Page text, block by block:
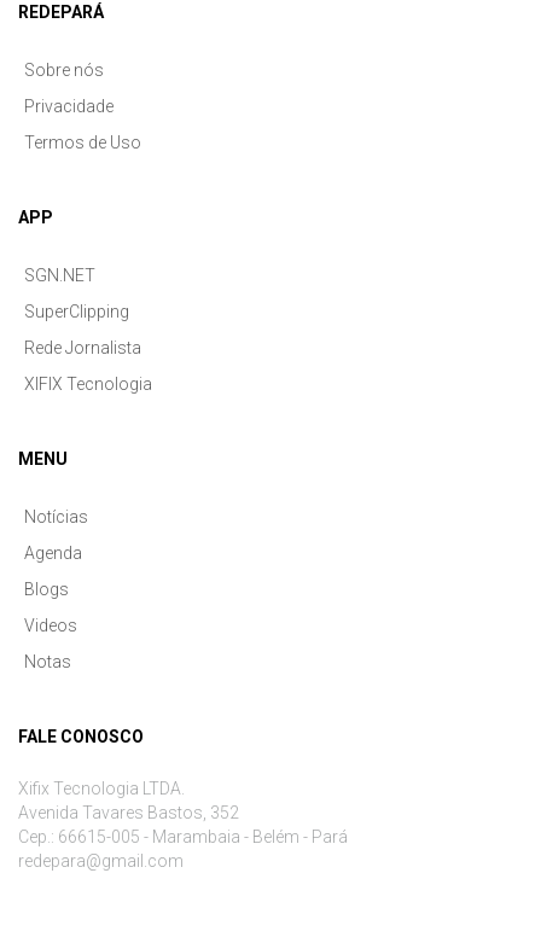
REDEPARÁ
Sobre nós
Privacidade
Termos de Uso
APP
SGN.NET
SuperClipping
Rede Jornalista
XIFIX Tecnologia
MENU
Notícias
Agenda
Blogs
Videos
Notas
FALE CONOSCO
Xifix Tecnologia LTDA.
Avenida Tavares Bastos, 352
Cep.: 66615-005 - Marambaia - Belém - Pará
redepara@gmail.com